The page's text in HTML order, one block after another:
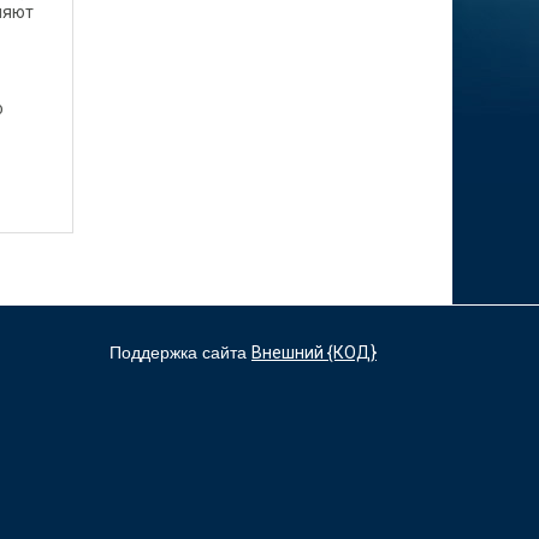
Поддержка сайта Внешний {КОД}